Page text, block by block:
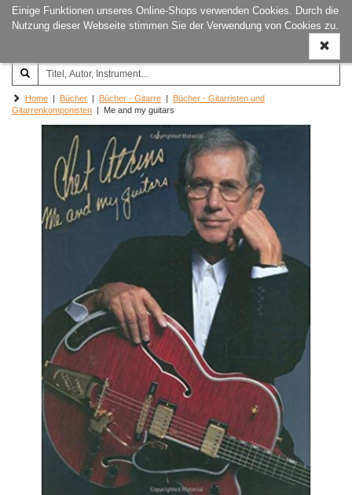
Einige Funktionen unseres Online-Shops verwenden Cookies. Durch die
Nutzung dieser Webseite stimmen Sie der Verwendung von Cookies zu.
ein-/
Joachim‐Trekel‐Musikverlag,
Hamburg
Home | Bücher | Bücher - Gitarre | Bücher - Gitarristen und
Gitarrenkomponisten | Me and my guitars